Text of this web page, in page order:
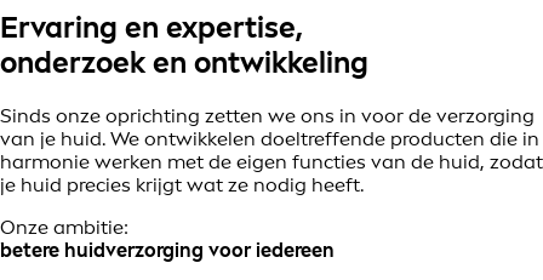
Ervaring en expertise,
onderzoek en ontwikkeling
Sinds onze oprichting zetten we ons in voor de verzorging
van je huid. We ontwikkelen doeltreffende producten die in
harmonie werken met de eigen functies van de huid, zodat
je huid precies krijgt wat ze nodig heeft.
Onze ambitie:
betere huidverzorging voor iedereen